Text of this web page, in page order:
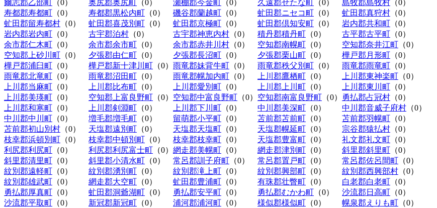
爾志郡乙部町 （0） 奥尻郡奥尻町 （0） 瀬棚郡今金町 （0） 久遠郡せたな町 （0） 島牧郡島牧村 （0）
寿都郡寿都町 （0） 寿都郡黒松内町 （0） 磯谷郡蘭越町 （0） 虻田郡ニセコ町 （0） 虻田郡真狩村 （0）
虻田郡留寿都村 （0） 虻田郡喜茂別町 （0） 虻田郡京極町 （0） 虻田郡倶知安町 （0） 岩内郡共和町 （0）
岩内郡岩内町 （0） 古宇郡泊村 （0） 古宇郡神恵内村 （0） 積丹郡積丹町 （0） 古平郡古平町 （0）
余市郡仁木町 （0） 余市郡余市町 （0） 余市郡赤井川村 （0） 空知郡南幌町 （0） 空知郡奈井江町 （0）
空知郡上砂川町 （0） 夕張郡由仁町 （0） 夕張郡長沼町 （0） 夕張郡栗山町 （0） 樺戸郡月形町 （0）
樺戸郡浦臼町 （0） 樺戸郡新十津川町 （0） 雨竜郡妹背牛町 （0） 雨竜郡秩父別町 （0） 雨竜郡雨竜町 （0）
雨竜郡北竜町 （0） 雨竜郡沼田町 （0） 雨竜郡幌加内町 （0） 上川郡鷹栖町 （0） 上川郡東神楽町 （0）
上川郡当麻町 （0） 上川郡比布町 （0） 上川郡愛別町 （0） 上川郡上川町 （0） 上川郡東川町 （0）
上川郡美瑛町 （0） 空知郡上富良野町 （0） 空知郡中富良野町 （0） 空知郡南富良野町 （0） 勇払郡占冠村 （0）
上川郡和寒町 （0） 上川郡剣淵町 （0） 上川郡下川町 （0） 中川郡美深町 （0） 中川郡音威子府村 （0）
中川郡中川町 （0） 増毛郡増毛町 （0） 留萌郡小平町 （0） 苫前郡苫前町 （0） 苫前郡羽幌町 （0）
苫前郡初山別村 （0） 天塩郡遠別町 （0） 天塩郡天塩町 （0） 天塩郡幌延町 （0） 宗谷郡猿払村 （0）
枝幸郡浜頓別町 （0） 枝幸郡中頓別町 （0） 枝幸郡枝幸町 （0） 天塩郡豊富町 （0） 礼文郡礼文町 （0）
利尻郡利尻町 （0） 利尻郡利尻富士町 （0） 網走郡美幌町 （0） 網走郡津別町 （0） 斜里郡斜里町 （0）
斜里郡清里町 （0） 斜里郡小清水町 （0） 常呂郡訓子府町 （0） 常呂郡置戸町 （0） 常呂郡佐呂間町 （0）
紋別郡遠軽町 （0） 紋別郡湧別町 （0） 紋別郡滝上町 （0） 紋別郡興部町 （0） 紋別郡西興部村 （0）
紋別郡雄武町 （0） 網走郡大空町 （0） 虻田郡豊浦町 （0） 有珠郡壮瞥町 （0） 白老郡白老町 （0）
勇払郡厚真町 （0） 虻田郡洞爺湖町 （0） 勇払郡安平町 （0） 勇払郡むかわ町 （0） 沙流郡日高町 （0）
沙流郡平取町 （0） 新冠郡新冠町 （0） 浦河郡浦河町 （0） 様似郡様似町 （0） 幌泉郡えりも町 （0）